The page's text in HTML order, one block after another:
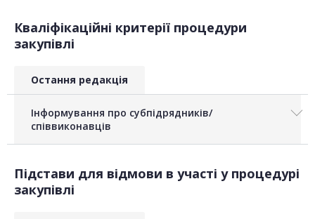
Кваліфікаційні критерії процедури
закупівлі
Остання редакція
Інформування про субпідрядників/
співвиконавців
Підстави для відмови в участі у процедурі
закупівлі